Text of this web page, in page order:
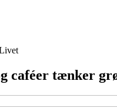
caféer tænker